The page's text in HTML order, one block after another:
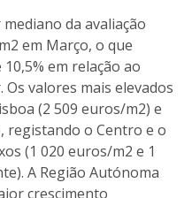
da avaliação
em Março, o que
em relação ao
valores mais elevados
(2 509 euros/m2) e
registando o Centro e o
(1 020 euros/m2 e 1
A Região Autónoma
crescimento